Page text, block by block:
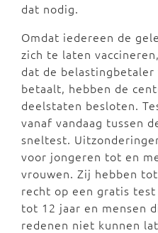
dat nodig.
Omdat iedereen de
zich te laten
dat de
betaalt, hebben de
deelstaten besloten.
vanaf vandaag tussen
sneltest.
voor jongeren tot en
vrouwen. Zij hebben
recht op een gratis
tot 12 jaar en mensen
redenen niet kunnen